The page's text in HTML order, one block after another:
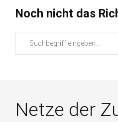
Noch nicht das
Netze der